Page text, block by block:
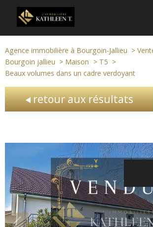
Agence immobilière à Bourgoin-Jallieu
Bourgoin jallieu
Maison
T5
Beaux volumes dans un cadre verdoyant
retour aux résultats